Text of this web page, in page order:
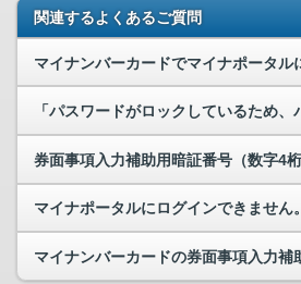
関連するよくあるご質問
マイナポータルにログインできません。